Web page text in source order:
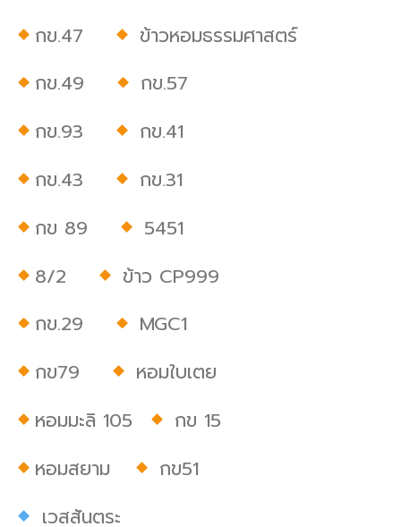
กข.47
ข้าวหอมธรรมศาสตร์
กข.49
กข.57
กข.93
กข.41
กข.43
กข.31
กข 89
5451
8/2
ข้าว CP999
กข.29
MGC1
กข79
หอมใบเตย
หอมมะลิ 105
กข 15
หอมสยาม
กข51
เวสสันตระ